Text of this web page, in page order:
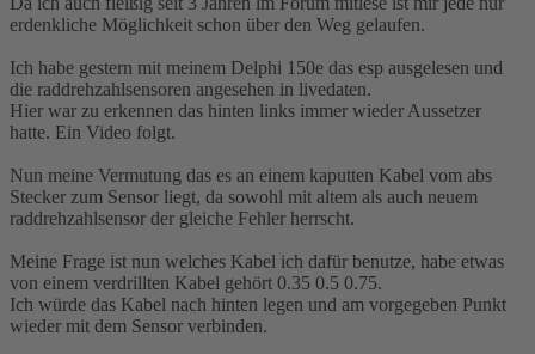
erdenkliche Möglichkeit schon über den Weg gelaufen.
Ich habe gestern mit meinem Delphi 150e das esp ausgelesen und
die raddrehzahlsensoren angesehen in livedaten.
Hier war zu erkennen das hinten links immer wieder Aussetzer
hatte. Ein Video folgt.
Nun meine Vermutung das es an einem kaputten Kabel vom abs
Stecker zum Sensor liegt, da sowohl mit altem als auch neuem
raddrehzahlsensor der gleiche Fehler herrscht.
Meine Frage ist nun welches Kabel ich dafür benutze, habe etwas
von einem verdrillten Kabel gehört 0.35 0.5 0.75.
Ich würde das Kabel nach hinten legen und am vorgegeben Punkt
wieder mit dem Sensor verbinden.